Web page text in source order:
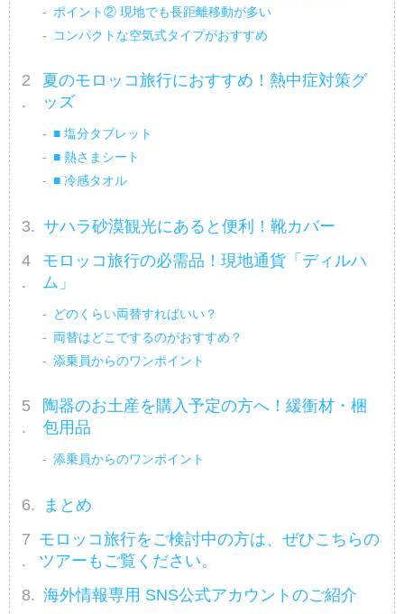
ポイント② 現地でも長距離移動が多い
コンパクトな空気式タイプがおすすめ
夏のモロッコ旅行におすすめ！熱中症対策グ
ッズ
■ 塩分タブレット
■ 熱さまシート
■ 冷感タオル
サハラ砂漠観光にあると便利！靴カバー
モロッコ旅行の必需品！現地通貨「ディルハ
ム」
どのくらい両替すればいい？
両替はどこでするのがおすすめ？
添乗員からのワンポイント
陶器のお土産を購入予定の方へ！緩衝材・梱
包用品
添乗員からのワンポイント
まとめ
モロッコ旅行をご検討中の方は、ぜひこちらの
ツアーもご覧ください。
海外情報専用 SNS公式アカウントのご紹介